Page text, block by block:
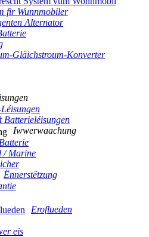
fir Wunnmobiler
Alternator
Gläichstroum-Konverter
Batterieléisungen
Iwwerwaachung
/ Marine
Ënnerstëtzung
Eroflueden
eis